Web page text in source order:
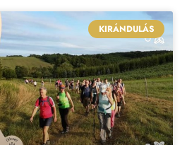
KIRÁNDULÁS